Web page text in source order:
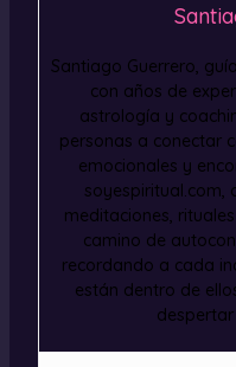
Santiago Guerrero,
con años de
astrología y
personas a conectar
emocionales y
soyespiritual.com,
meditaciones,
camino de
recordando a cada
están dentro de
despertar